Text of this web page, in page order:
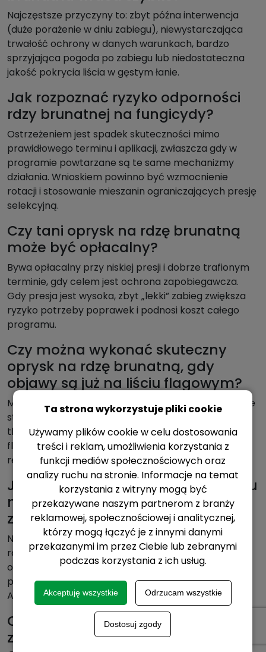
Ta strona wykorzystuje pliki cookie
Używamy plików cookie w celu dostosowania
treści i reklam, umożliwienia korzystania z
funkcji mediów społecznościowych oraz
analizy ruchu na stronie. Informacje na temat
korzystania z witryny mogą być
przekazywane naszym partnerom z branży
reklamowej, społecznościowej i analitycznej,
którzy mogą łączyć je z innymi danymi
przekazanymi im przez Ciebie lub zebranymi
podczas korzystania z ich usług.
Akceptuję wszystkie Odrzucam wszystkie
Dostosuj zgody
Najczęstsze przyczyny to: zbyt późna interwencja
(duże porażenie w dniu zabiegu), niewystarczająca
trwałość ochrony w danych warunkach, bardzo
sprzyjająca pogoda po zabiegu lub niedostateczna
jakość pokrycia liścia w gęstym łanie.
Jak rozpoznać ryzyko odporności
rdzy brunatnej na fungicydy?
Ostrzeżeniem jest spadek skuteczności mimo
prawidłowego terminu i aplikacji, zwłaszcza gdy w
programie powtarzane są te same mechanizmy
działania. Wnioskiem powinno być wzmocnienie
rotacji i stosowanie mieszanin ograniczających presję
selekcyjną.
Czy tani oprysk na rdzę brunatną
może być opłacalny?
Bywa opłacalny przy niskiej presji i dobrze trafionym
terminie, gdy celem jest ochrona zapobiegawcza.
Gdy presja jest wysoka, zbyt „lekki” zabieg zwiększa
ryzyko potrzeby poprawek i podnosi koszt całego
programu.
Czy można wykonać skuteczny
oprysk na rdzę brunatną, gdy
objawy są już na liściu flagowym?
Można zatrzymać rozwój choroby i ograniczyć dalsze
straty, ale nie da się odzyskać funkcji już uszkodzonej
tkanki. Dlatego przy widocznych objawach na liściu
flagowym kluczowe jest szybkie działanie i
realistyczna ocena oczekiwanego efektu.
Jakie elementy technologii zabiegu
najbardziej wpływają na efekt
zwalczania rdzy brunatnej?
Najważniejsze są: termin (ochrona liścia flagowego),
równomierne pokrycie liści, stabilne parametry
oprysku oraz dopasowanie fungicydu do presji i
programu (rotacja mechanizmów działania).
Adiuwanty stosuje się wyłącznie zgodnie z etykietą.
Czy zwalczanie rdzy brunatnej
zawsze wymaga domknięcia